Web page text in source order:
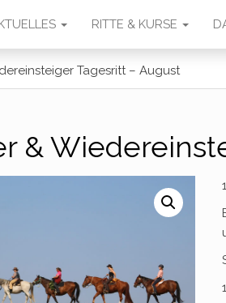
RITTE & KURSE
Tagesritt – August
&